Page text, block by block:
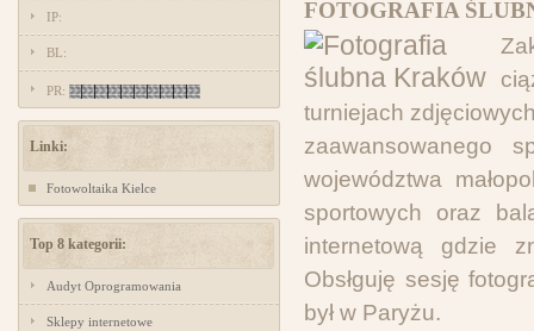
IP:
BL:
PR:
Linki:
Fotowoltaika Kielce
Top 8 kategorii:
Audyt Oprogramowania
Sklepy internetowe
FOTOGRAFIA
turniejach
zaawansowanego
województwa
sportowych oraz
internetową gdzie
Obsłguję sesję
był w Paryżu.